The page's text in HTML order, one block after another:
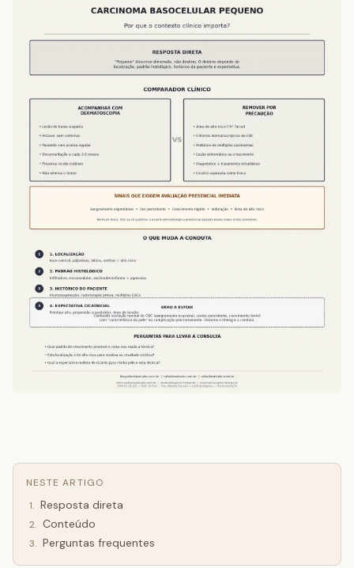
NESTE ARTIGO
1. Resposta direta
2. Conteúdo
3. Perguntas frequentes